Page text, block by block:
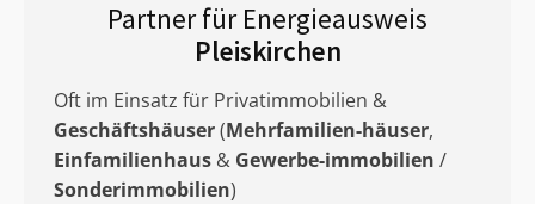
Partner für Energieausweis
Pleiskirchen
Oft im Einsatz für Privatimmobilien &
Geschäftshäuser(Mehrfamilien-häuser,
Einfamilienhaus & Gewerbe-immobilien /
Sonderimmobilien)